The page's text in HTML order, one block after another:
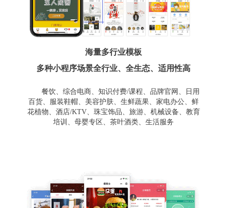
海量多行业模板
多种小程序场景全行业、全生态、适用性高
餐饮、综合电商、知识付费/课程、品牌官网、日用
百货、服装鞋帽、美容护肤、生鲜蔬果、家电办公、鲜
花植物、酒店/KTV、珠宝饰品、旅游、机械设备、教育
培训、母婴专区、茶叶酒类、生活服务